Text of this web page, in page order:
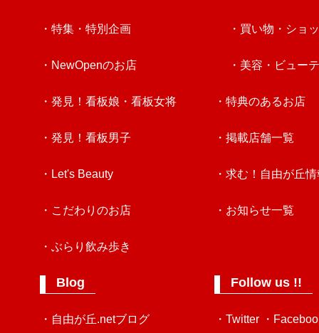
・特集・特別企画
・NewOpenのお店
・発見！看板娘・看板女将
・発見！看板男子
・Let's Beauty
・こだわりのお店
・ぶらり飲み歩き
Blog
・自由が丘.netブログ
・買い物・ショ
・美容・ビュー
・特典のあるお店
・掲載店舗一覧
・求む！自由が丘
・お知らせ一覧
Follow us !!
・Twitter ・